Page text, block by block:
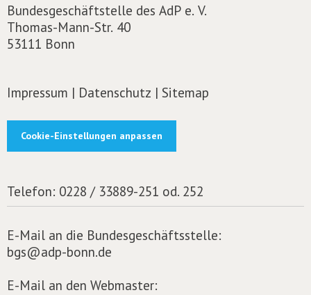
Bundesgeschäftstelle des AdP e. V.
Thomas-Mann-Str. 40
53111 Bonn
Impressum | Datenschutz | Sitemap
Cookie-Einstellungen anpassen
Telefon: 0228 / 33889-251 od. 252
E-Mail an die Bundesgeschäftsstelle:
bgs@adp-bonn.de
E-Mail an den Webmaster: